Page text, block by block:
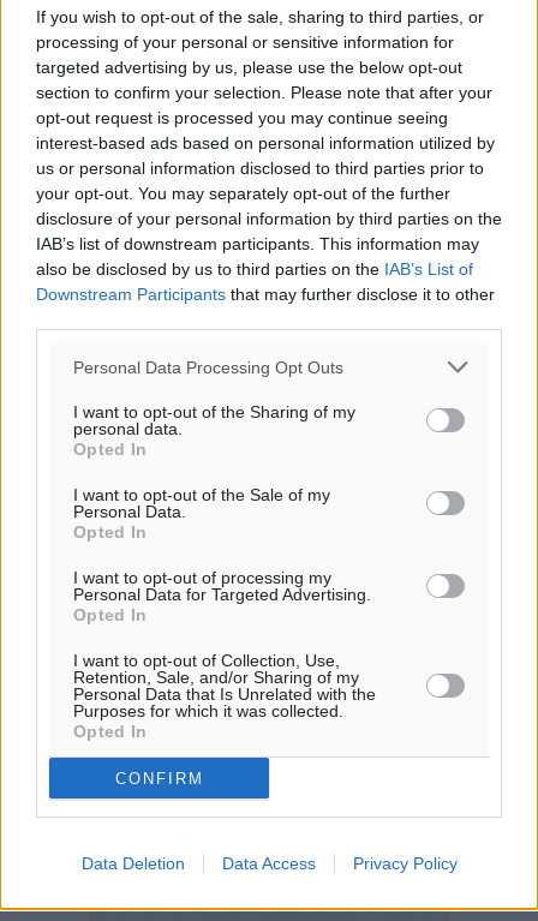
If you wish to opt-out of the sale, sharing to third parties, or
processing of your personal or sensitive information for
targeted advertising by us, please use the below opt-out
section to confirm your selection. Please note that after your
opt-out request is processed you may continue seeing
interest-based ads based on personal information utilized by
us or personal information disclosed to third parties prior to
your opt-out. You may separately opt-out of the further
disclosure of your personal information by third parties on the
IAB’s list of downstream participants. This information may
also be disclosed by us to third parties on the IAB’s List of
Downstream Participants that may further disclose it to other
Personal Data Processing Opt Outs
I want to opt-out of the Sharing of my
personal data.
Opted In
I want to opt-out of the Sale of my
Personal Data.
Opted In
I want to opt-out of processing my
Personal Data for Targeted Advertising.
Opted In
I want to opt-out of Collection, Use,
Retention, Sale, and/or Sharing of my
Personal Data that Is Unrelated with the
Purposes for which it was collected.
Opted In
CONFIRM
Data Deletion Data Access Privacy Policy
Υπενθύμιση:
Για την μερική αναπαραγωγή της είδησης από άλλες
ιστοσελίδες είναι απαραίτητη η χρήση του παρακάτω
παρεχόμενου συνδέσμου παραπομπής προς το άρθρο
της Δημοκρατικής.
αίθριος καιρός
km/h
°
πρόγνωση:
°